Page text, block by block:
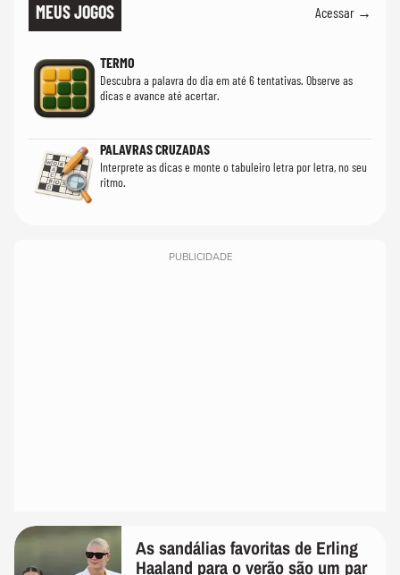
MEUS JOGOS Acessar →
TERMO
Descubra a palavra do dia em até 6 tentativas. Observe as
dicas e avance até acertar.
PALAVRAS CRUZADAS
Interprete as dicas e monte o tabuleiro letra por letra, no seu
ritmo.
PUBLICIDADE
As sandálias favoritas de Erling
Haaland para o verão são um par